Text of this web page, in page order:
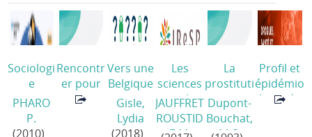
Sociologi
e
cognitive
et
morale
PHARO
P.
(2010)
Rencontr
er pour
soigner :
Vers une
Belgique
en
bonne
santé/
Gisle,
Lydia
(2018)
Les
sciences
sociales
au
service
JAUFFRET
ROUSTID
E M.
La
prostituti
on
urbaine/
Dupont-
Bouchat,
M-S.
Profil et
épidémio
logie de